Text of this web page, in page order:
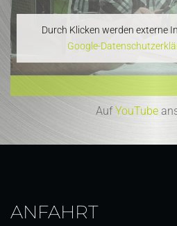
Durch Klicken werden externe
Google-
AufYouTube
ANFAHRT